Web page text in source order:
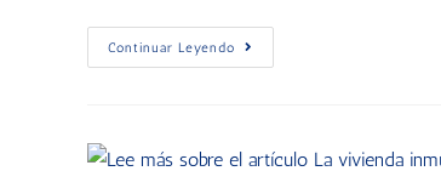
Continuar Leyendo